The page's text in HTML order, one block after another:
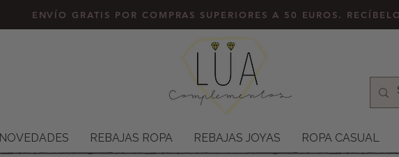
ENVÍO GRATIS POR COMPRAS SUPERIORES A 50 EUROS.
NOVEDADES REBAJAS ROPA REBAJAS JOYAS ROPA CASUAL